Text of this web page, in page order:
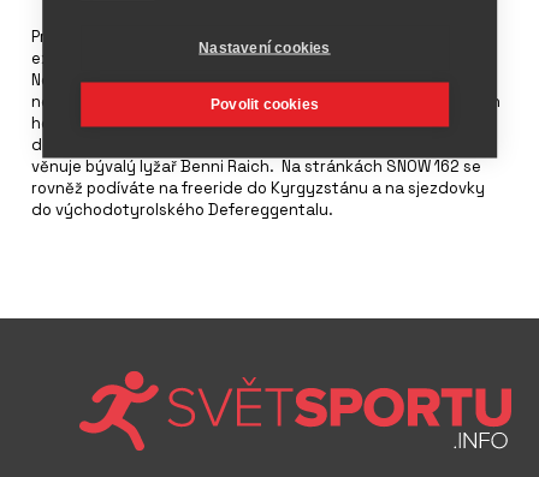
Prosincové vydání SNOW se 164 stranami představuje
experimentální novinku na svazích - elektrické lyže E-Skimo.
Nové číslo SNOW také zkoumá fenomén tzv. sportswashingu
neboli zneužívání sportu k propagandě. V testech a recenzích
hodnotí allmountain a freeski lyže. VeSNOW 162se také
dovíte, kdo je Malorie Blanc, Jára Sijka nebo čemu se nyní
věnuje bývalý lyžař Benni Raich. Na stránkách SNOW 162 se
rovněž podíváte na freeride do Kyrgyzstánu a na sjezdovky
do východotyrolského Defereggentalu.
Nastavení cookies
Povolit cookies